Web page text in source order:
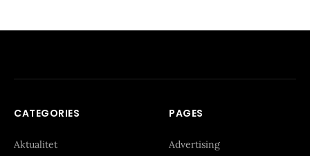
CATEGORIES
Aktualitet
PAGES
Advertising